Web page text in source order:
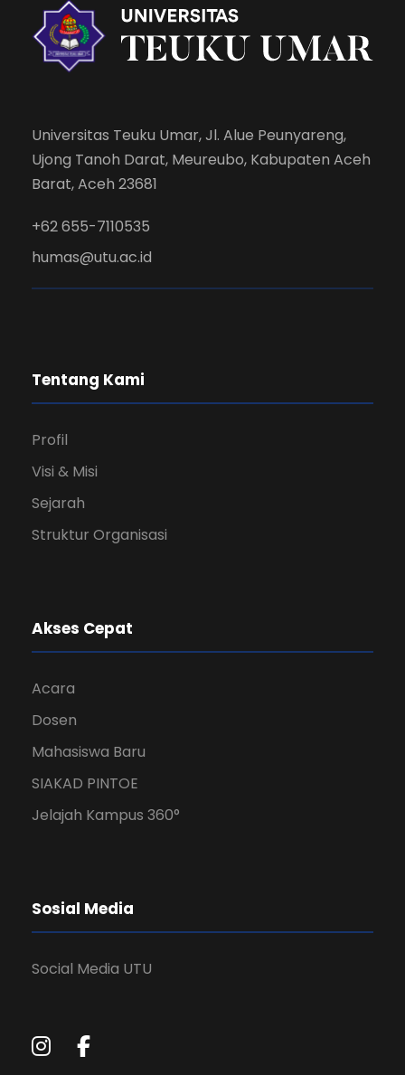
Universitas Teuku Umar, Jl. Alue Peunyareng,
Ujong Tanoh Darat, Meureubo, Kabupaten Aceh
Barat, Aceh 23681
+62 655-7110535
humas@utu.ac.id
Tentang Kami
Profil
Visi & Misi
Sejarah
Struktur Organisasi
Akses Cepat
Acara
Dosen
Mahasiswa Baru
SIAKAD PINTOE
Jelajah Kampus 360°
Sosial Media
Social Media UTU